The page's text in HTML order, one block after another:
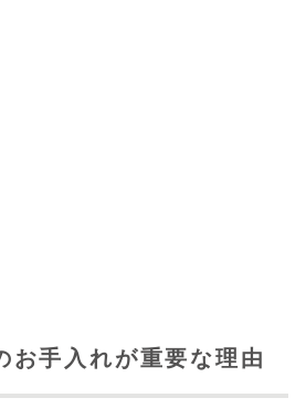
お手入れが重要な理由